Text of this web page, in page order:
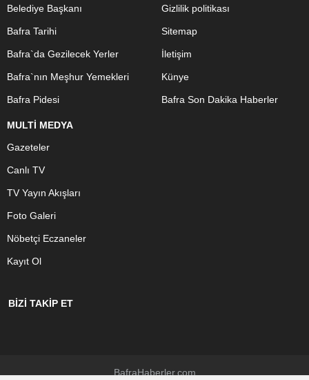
Belediye Başkanı
Bafra Tarihi
Bafra`da Gezilecek Yerler
Bafra`nın Meşhur Yemekleri
Bafra Pidesi
Gizlilik politikası
Sitemap
İletişim
Künye
Bafra Son Dakika Haberler
MULTİ MEDYA
Gazeteler
Canlı TV
TV Yayın Akışları
Foto Galeri
Nöbetçi Eczaneler
Kayıt Ol
BİZİ TAKİP ET
BafraHaberler.com